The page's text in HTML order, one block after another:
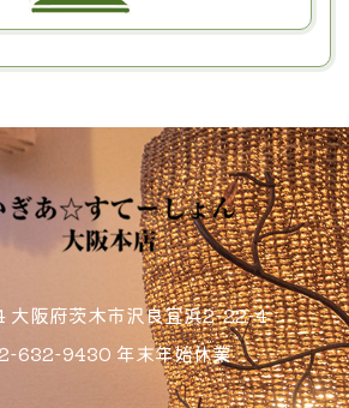
阪府茨木市沢良宜浜2-22-4
632-9430 年末年始休業